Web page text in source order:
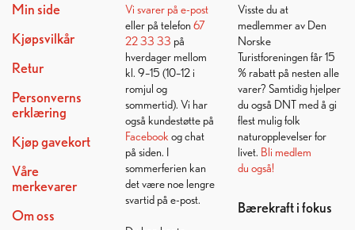
Min side
Kjøpsvilkår
Retur
Personverns
erklæring
Kjøp gavekort
Våre
merkevarer
Om oss
Vi svarer på e-post
eller på telefon 67
22 33 33 på
hverdager mellom
kl. 9–15 (10–12 i
romjul og
sommertid). Vi har
også kundestøtte på
Facebook og chat
på siden. I
sommerferien kan
det være noe lengre
svartid på e-post.
Visste du at
medlemmer av Den
Norske
Turistforeningen får 15
% rabatt på nesten alle
varer? Samtidig hjelper
du også DNT med å gi
flest mulig folk
naturopplevelser for
livet. Bli medlem
du også!
Bærekraft i fokus